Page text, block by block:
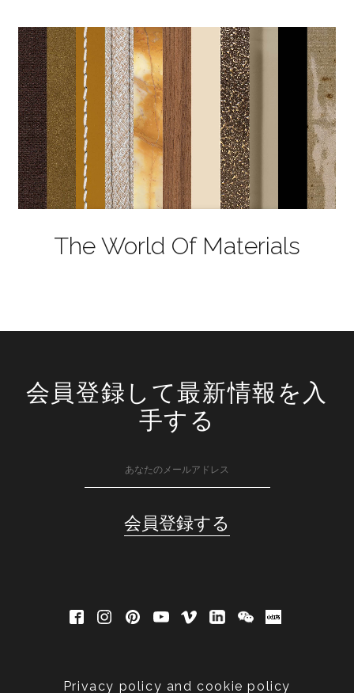
The World Of Materials
会員登録して最新情報を入
手する
Privacy policy and cookie policy